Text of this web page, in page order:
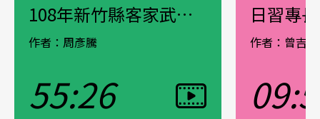
觀看影片
108年新竹縣客家武術舞獅傳承系列-口述歷史鄭香隆
作者：周彥騰
55:26 觀看影片
日習專
作者：曾吉賢